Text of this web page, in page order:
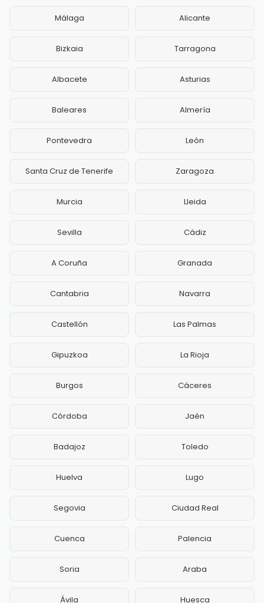
Málaga Alicante
Bizkaia Tarragona
Albacete Asturias
Baleares Almería
Pontevedra León
Santa Cruz de Tenerife Zaragoza
Murcia Lleida
Sevilla Cádiz
A Coruña Granada
Cantabria Navarra
Castellón Las Palmas
Gipuzkoa La Rioja
Burgos Cáceres
Córdoba Jaén
Badajoz Toledo
Huelva Lugo
Segovia Ciudad Real
Cuenca Palencia
Soria Araba
Ávila Huesca